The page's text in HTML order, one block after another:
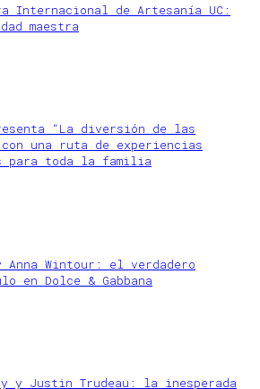
Internacional de Artesanía UC:
maestra
“La diversión de las
una ruta de experiencias
para toda la familia
Anna Wintour: el verdadero
en Dolce & Gabbana
y Justin Trudeau: la inesperada